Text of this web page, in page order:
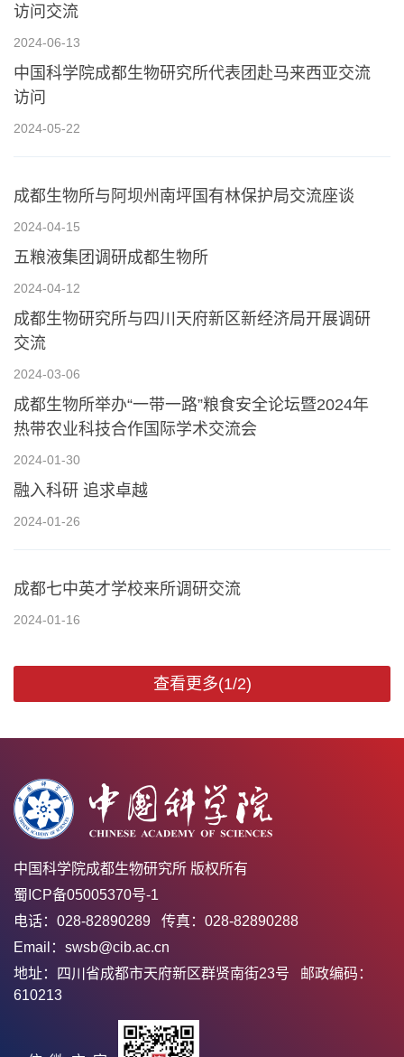
访问交流
2024-06-13
中国科学院成都生物研究所代表团赴马来西亚交流
访问
2024-05-22
成都生物所与阿坝州南坪国有林保护局交流座谈
2024-04-15
五粮液集团调研成都生物所
2024-04-12
成都生物研究所与四川天府新区新经济局开展调研
交流
2024-03-06
成都生物所举办“一带一路”粮食安全论坛暨2024年
热带农业科技合作国际学术交流会
2024-01-30
融入科研 追求卓越
2024-01-26
成都七中英才学校来所调研交流
2024-01-16
查看更多(1/2)
中国科学院成都生物研究所 版权所有
蜀ICP备05005370号-1
电话：028-82890289 传真：028-82890288
Email：swsb@cib.ac.cn
地址：四川省成都市天府新区群贤南街23号 邮政编码：
610213